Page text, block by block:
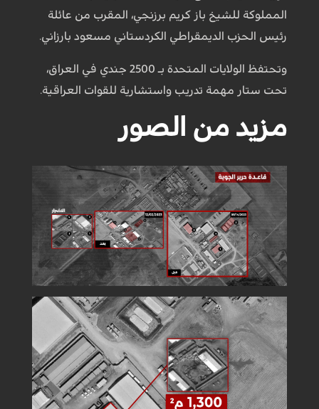
المملوكة للشيخ باز كريم برزنجي، المقرب من عائلة
رئيس الحزب الديمقراطي الكردستاني مسعود بارزاني.
وتحتفظ الولايات المتحدة بـ 2500 جندي في العراق،
تحت ستار مهمة تدريب واستشارية للقوات العراقية.
مزيد من الصور